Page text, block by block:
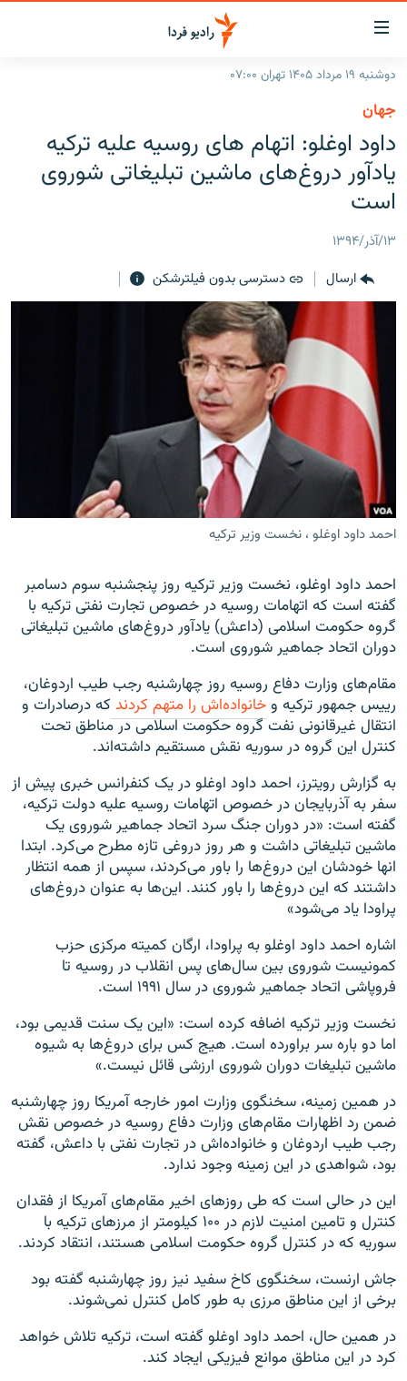
لینک‌های
قابلیت
دسترسی
بازگشت
منوی
اصلی
رفتن
صفحه
ایران
جهان
رادیو
گزارش‌های تصویری
گزارش‌های ویدئویی
زنان فردا
English
به ما بپیوندید
زبان‌های دیگر
دوشنبه ۱۹ مرداد ۱۴۰۵ تهران ۰۷:۰۰
جهان
داود اوغلو: اتهام های روسیه علیه ترکیه
یادآور دروغ‌های ماشین تبلیغاتی شوروی
است
۱۳/آذر/۱۳۹۴
ارسال
دسترسی بدون فیلترشکن
احمد داود اوغلو ، نخست وزیر ترکیه
احمد داود اوغلو، نخست وزیر ترکیه روز پنجشنبه سوم دسامبر
گفته است که اتهامات روسیه در خصوص تجارت نفتی ترکیه با
گروه حکومت اسلامی (داعش) یادآور دروغ‌های ماشین تبلیغاتی
دوران اتحاد جماهیر شوروی است.
مقام‌های وزارت دفاع روسیه روز چهارشنبه رجب طیب اردوغان،
رییس جمهور ترکیه وخانواده‌اش را متهم کردند که درصادرات و
انتقال غیرقانونی نفت گروه حکومت اسلامی در مناطق تحت
کنترل این گروه در سوریه نقش مستقیم داشته‌اند.
به گزارش رویترز، احمد داود اوغلو در یک کنفرانس خبری پیش از
سفر به آذربایجان در خصوص اتهامات روسیه علیه دولت ترکیه،
گفته است: «در دوران جنگ سرد اتحاد جماهیر شوروی یک
ماشین تبلیغاتی داشت و هر روز دروغی تازه مطرح می‌کرد. ابتدا
انها خودشان این دروغ‌ها را باور می‌کردند، سپس از همه انتظار
داشتند که این دروغ‌ها را باور کنند. این‌ها به عنوان دروغ‌های
پراودا یاد می‌شود»
اشاره احمد داود اوغلو به پراودا، ارگان کمیته مرکزی حزب
کمونیست شوروی بین سال‌های پس انقلاب در روسیه تا
فروپاشی اتحاد جماهیر شوروی در سال ۱۹۹۱ است.
نخست وزیر ترکیه اضافه کرده است: «این یک سنت قدیمی بود،
اما دو باره سر براورده است. هیج کس برای دروغ‌ها به شیوه
ماشین تبلیغات دوران شوروی ارزشی قائل نیست.»
در همین زمینه، سخنگوی وزارت امور خارجه آمریکا روز چهارشنبه
ضمن رد اظهارات مقام‌های وزارت دفاع روسیه در خصوص نقش
رجب طیب اردوغان و خانواده‌اش در تجارت نفتی با داعش، گفته
بود، شواهدی در این زمینه وجود ندارد.
این در حالی است که طی روزهای اخیر مقام‌های آمریکا از فقدان
کنترل و تامین امنیت لازم در ۱۰۰ کیلومتر از مرزهای ترکیه با
سوریه که در کنترل گروه حکومت اسلامی هستند، انتقاد کردند.
جاش ارنست، سخنگوی کاخ سفید نیز روز چهارشنبه گفته بود
برخی از این مناطق مرزی به طور کامل کنترل نمی‌شوند.
در همین حال، احمد داود اوغلو گفته است، ترکیه تلاش خواهد
کرد در این مناطق موانع فیزیکی ایجاد کند.